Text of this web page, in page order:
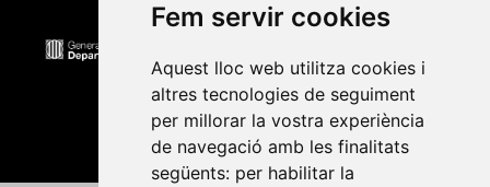
Fem servir cookies
Aquest lloc web utilitza cookies i
altres tecnologies de seguiment
per millorar la vostra experiència
de navegació amb les finalitats
següents: per habilitar la